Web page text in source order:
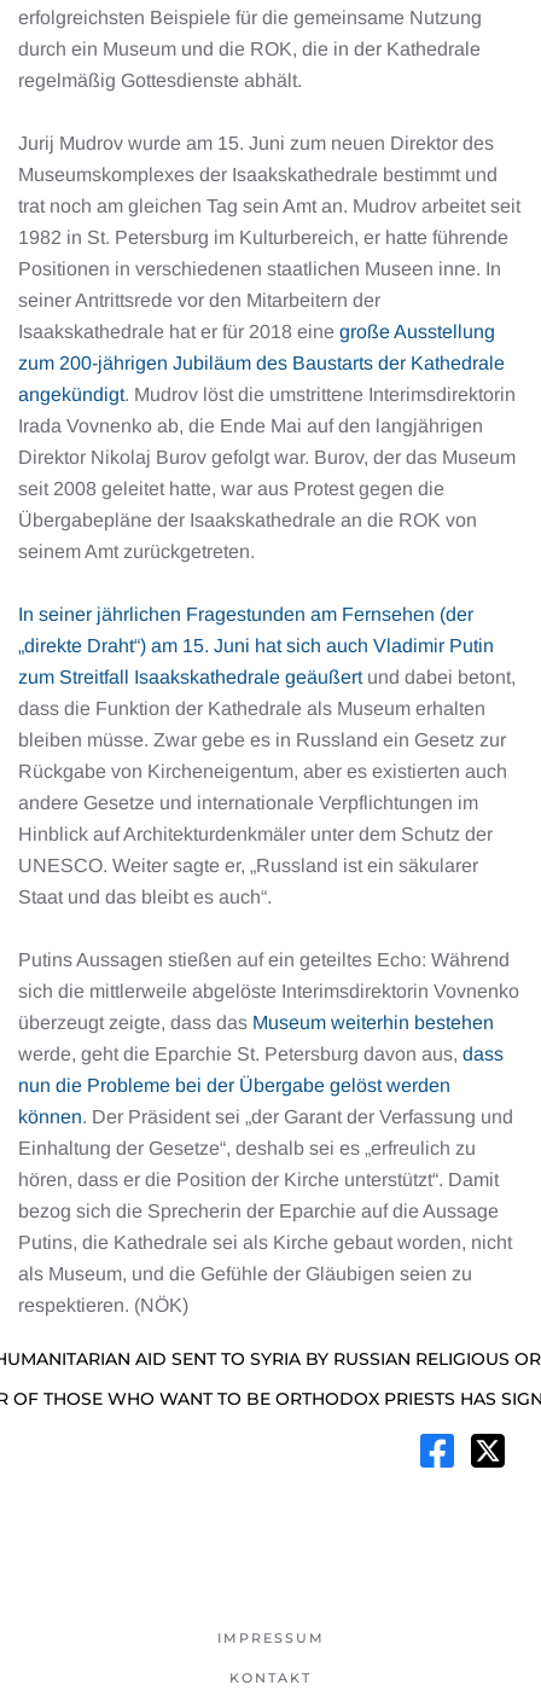
erfolgreichsten Beispiele für die gemeinsame Nutzung
durch ein Museum und die ROK, die in der Kathedrale
regelmäßig Gottesdienste abhält.
Jurij Mudrov wurde am 15. Juni zum neuen Direktor des
Museumskomplexes der Isaakskathedrale bestimmt und
trat noch am gleichen Tag sein Amt an. Mudrov arbeitet seit
1982 in St. Petersburg im Kulturbereich, er hatte führende
Positionen in verschiedenen staatlichen Museen inne. In
seiner Antrittsrede vor den Mitarbeitern der
Isaakskathedrale hat er für 2018 eine große Ausstellung
zum 200-jährigen Jubiläum des Baustarts der Kathedrale
angekündigt. Mudrov löst die umstrittene Interimsdirektorin
Irada Vovnenko ab, die Ende Mai auf den langjährigen
Direktor Nikolaj Burov gefolgt war. Burov, der das Museum
seit 2008 geleitet hatte, war aus Protest gegen die
Übergabepläne der Isaakskathedrale an die ROK von
seinem Amt zurückgetreten.
In seiner jährlichen Fragestunden am Fernsehen (der
„direkte Draht“) am 15. Juni hat sich auch Vladimir Putin
zum Streitfall Isaakskathedrale geäußertund dabei betont,
dass die Funktion der Kathedrale als Museum erhalten
bleiben müsse. Zwar gebe es in Russland ein Gesetz zur
Rückgabe von Kircheneigentum, aber es existierten auch
andere Gesetze und internationale Verpflichtungen im
Hinblick auf Architekturdenkmäler unter dem Schutz der
UNESCO. Weiter sagte er, „Russland ist ein säkularer
Staat und das bleibt es auch“.
Putins Aussagen stießen auf ein geteiltes Echo: Während
sich die mittlerweile abgelöste Interimsdirektorin Vovnenko
überzeugt zeigte, dass das Museum weiterhin bestehen
werde, geht die Eparchie St. Petersburg davon aus, dass
nun die Probleme bei der Übergabe gelöst werden
können. Der Präsident sei „der Garant der Verfassung und
Einhaltung der Gesetze“, deshalb sei es „erfreulich zu
hören, dass er die Position der Kirche unterstützt“. Damit
bezog sich die Sprecherin der Eparchie auf die Aussage
Putins, die Kathedrale sei als Kirche gebaut worden, nicht
als Museum, und die Gefühle der Gläubigen seien zu
respektieren. (NÖK)
AID SENT TO SYRIA BY RUSSIAN RELIGIOUS
OF THOSE WHO WANT TO BE ORTHODOX PRIESTS HAS
IMPRESSUM
KONTAKT